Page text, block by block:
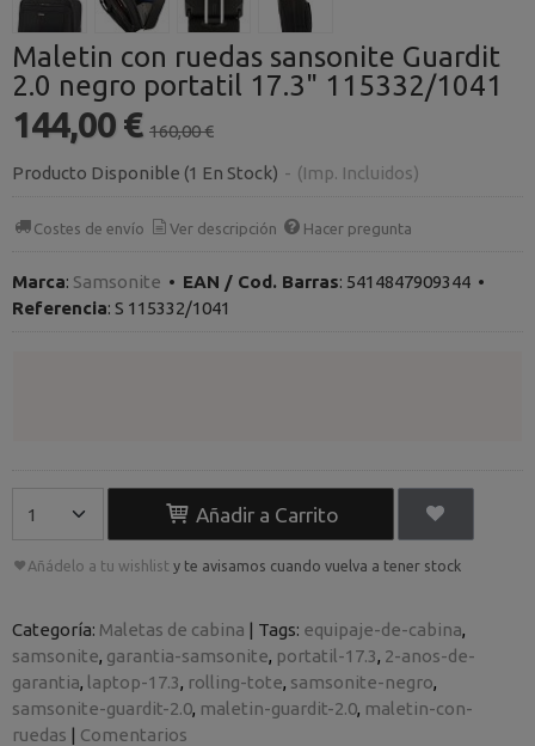
Maletin con ruedas sansonite Guardit
2.0 negro portatil 17.3" 115332/1041
144,00 € 160,00 €
Producto Disponible (1 En Stock) - (Imp. Incluidos)
Costes de envío Ver descripción Hacer pregunta
Marca: Samsonite • EAN / Cod. Barras: 5414847909344 •
Referencia: S 115332/1041
Añadir a Carrito
Añádelo a tu wishlist y te avisamos cuando vuelva a tener stock
Categoría: Maletas de cabina | Tags: equipaje-de-cabina
samsonite garantia-samsonite portatil-17.3 2-anos-de-
garantia
laptop-17.3 rolling-tote samsonite-negro
samsonite-guardit-2.0 maletin-guardit-2.0 maletin-con-
ruedas | Comentarios